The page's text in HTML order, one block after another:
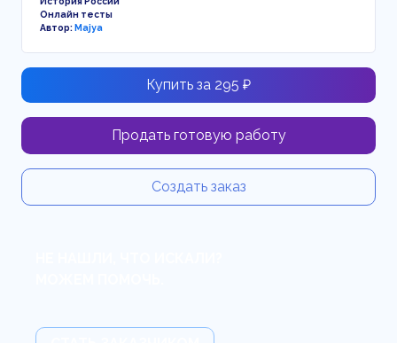
Онлайн тесты
Автор:Majya
Купить за 295 ₽
Продать готовую работу
Создать заказ